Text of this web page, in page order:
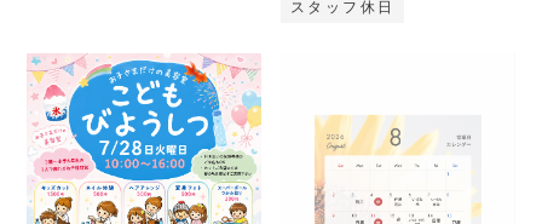
スタッフ休日